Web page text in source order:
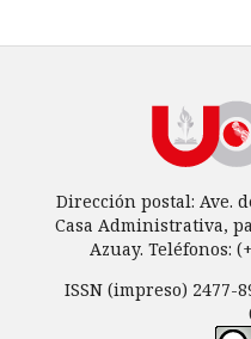
Dirección postal: Ave.
Casa Administrativa,
Azuay. Teléfonos:
ISSN (impreso) 2477-